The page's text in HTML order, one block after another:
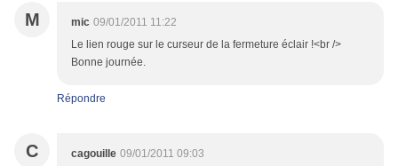
M mic 09/01/2011 11:22
Le lien rouge sur le curseur de la fermeture éclair !<br />
Bonne journée.
Répondre
C cagouille 09/01/2011 09:03